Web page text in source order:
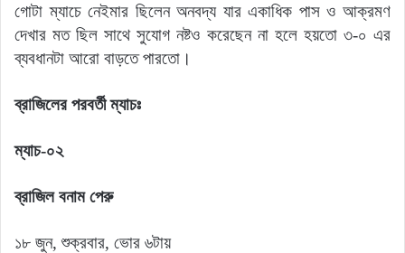
গোটা ম্যাচে নেইমার ছিলেন অনবদ্য যার একাধিক পাস ও আক্রমণ
দেখার মত ছিল সাথে সুযোগ নষ্টও করেছেন না হলে হয়তো ৩-০ এর
ব্যবধানটা আরো বাড়তে পারতো।
ব্রাজিলের পরবর্তী ম্যাচঃ
ম্যাচ-০২
ব্রাজিল বনাম পেরু
১৮ জুন, শুক্রবার, ভোর ৬টায়